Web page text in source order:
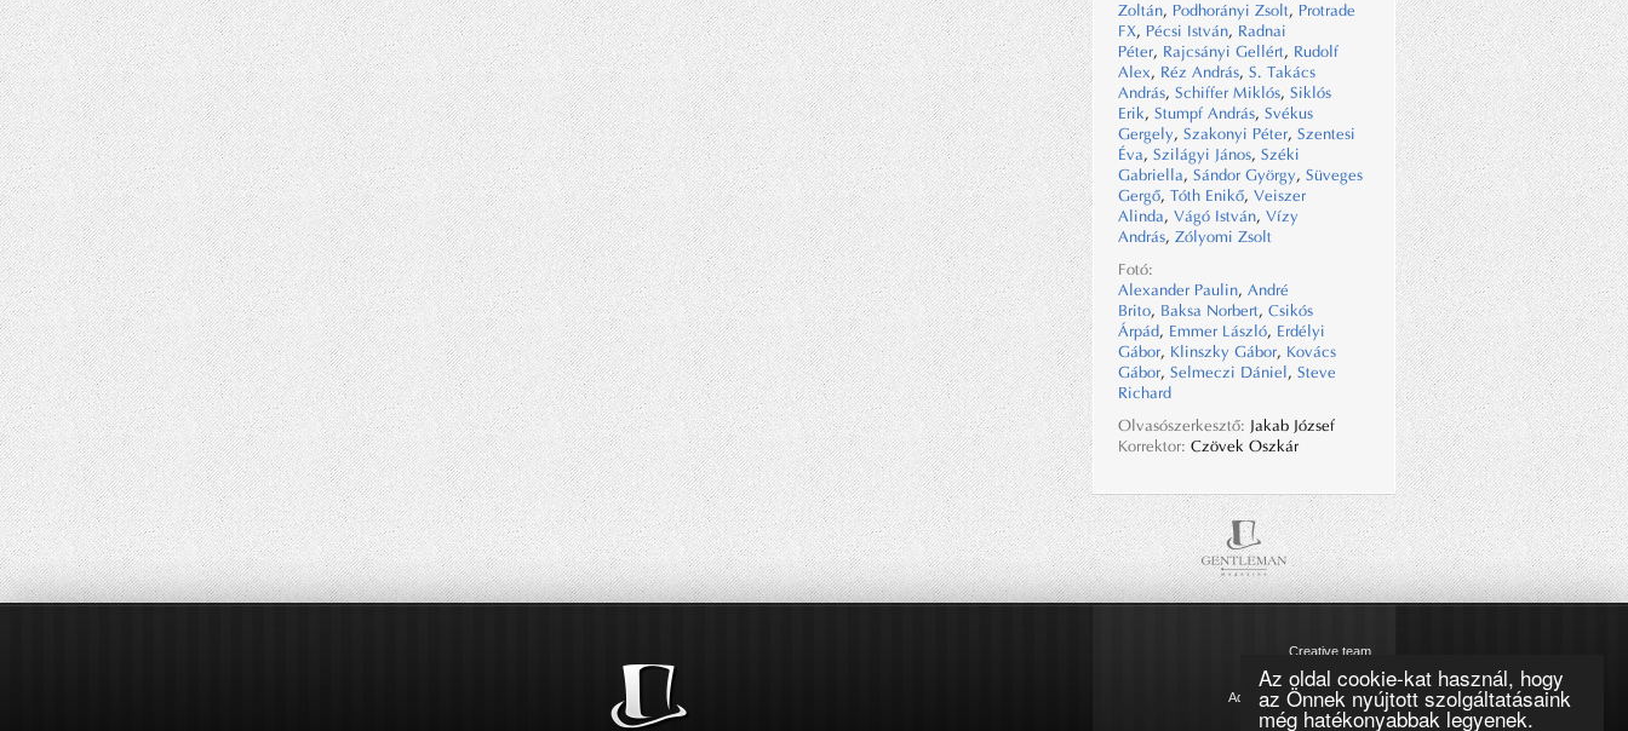
Az oldal cookie-kat használ, hogy
az Önnek nyújtott szolgáltatásaink
még hatékonyabbak legyenek.
Zoltán, Podhorányi Zsolt, Protrade
FX, Pécsi István, Radnai
Péter, Rajcsányi Gellért, Rudolf
Alex, Réz András, S. Takács
András, Schiffer Miklós, Siklós
Erik, Stumpf András, Svékus
Gergely, Szakonyi Péter, Szentesi
Éva, Szilágyi János, Széki
Gabriella, Sándor György, Süveges
Gergő, Tóth Enikő, Veiszer
Alinda, Vágó István, Vízy
András, Zólyomi Zsolt
Fotó:
Alexander Paulin, André
Brito, Baksa Norbert, Csikós
Árpád, Emmer László, Erdélyi
Gábor, Klinszky Gábor, Kovács
Gábor, Selmeczi Dániel , Steve
Richard
Olvasószerkesztő: Jakab József
Korrektor: Czövek Oszkár
Creative team
Impresszum
Adatkezelési tájékoztató
Cookie szabályzat